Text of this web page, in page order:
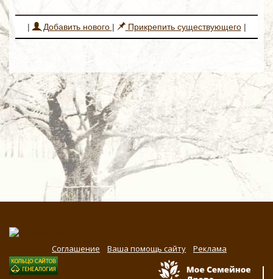
| Добавить нового | Прикрепить существующего|
Соглашение Ваша помощь сайту Реклама